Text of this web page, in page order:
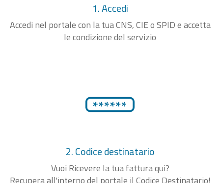
1. Accedi
Accedi nel portale con la tua CNS, CIE o SPID e accetta
le condizione del servizio
2. Codice destinatario
Vuoi Ricevere la tua fattura qui?
Recupera all'interno del portale il Codice Destinatario!